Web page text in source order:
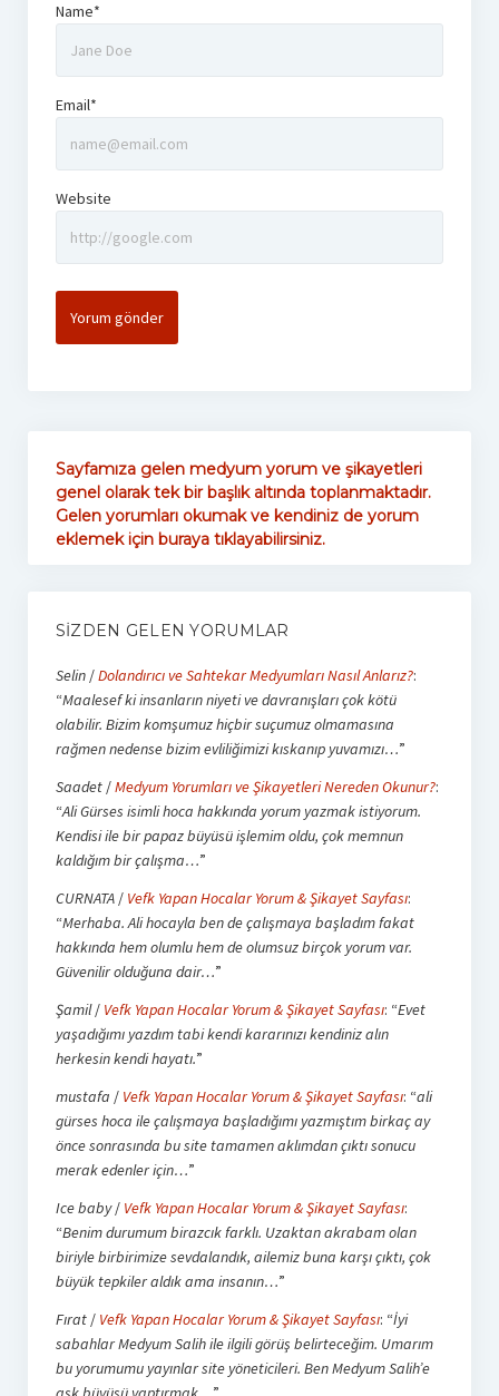
Name*
Email*
Website
Sayfamıza gelen medyum yorum ve şikayetleri
genel olarak tek bir başlık altında toplanmaktadır.
Gelen yorumları okumak ve kendiniz de yorum
eklemek için buraya tıklayabilirsiniz.
SIZDEN GELEN YORUMLAR
Selin/Dolandırıcı ve Sahtekar Medyumları Nasıl Anlarız?:
“Maalesef ki insanların niyeti ve davranışları çok kötü
olabilir. Bizim komşumuz hiçbir suçumuz olmamasına
rağmen nedense bizim evliliğimizi kıskanıp yuvamızı…”
Saadet/Medyum Yorumları ve Şikayetleri Nereden Okunur?:
“Ali Gürses isimli hoca hakkında yorum yazmak istiyorum.
Kendisi ile bir papaz büyüsü işlemim oldu, çok memnun
kaldığım bir çalışma…”
CURNATA/ Vefk Yapan Hocalar Yorum & Şikayet Sayfası:
“Merhaba. Ali hocayla ben de çalışmaya başladım fakat
hakkında hem olumlu hem de olumsuz birçok yorum var.
Güvenilir olduğuna dair…”
Şamil/ Vefk Yapan Hocalar Yorum & Şikayet Sayfası: “Evet
yaşadığımı yazdım tabi kendi kararınızı kendiniz alın
herkesin kendi hayatı.”
mustafa / Vefk Yapan Hocalar Yorum & Şikayet Sayfası: “ali
gürses hoca ile çalışmaya başladığımı yazmıştım birkaç ay
önce sonrasında bu site tamamen aklımdan çıktı sonucu
merak edenler için…”
Ice baby/ Vefk Yapan Hocalar Yorum & Şikayet Sayfası:
“Benim durumum birazcık farklı. Uzaktan akrabam olan
biriyle birbirimize sevdalandık, ailemiz buna karşı çıktı, çok
büyük tepkiler aldık ama insanın…”
Fırat/ Vefk Yapan Hocalar Yorum & Şikayet Sayfası: “İyi
sabahlar Medyum Salih ile ilgili görüş belirteceğim. Umarım
bu yorumumu yayınlar site yöneticileri. Ben Medyum Salih’e